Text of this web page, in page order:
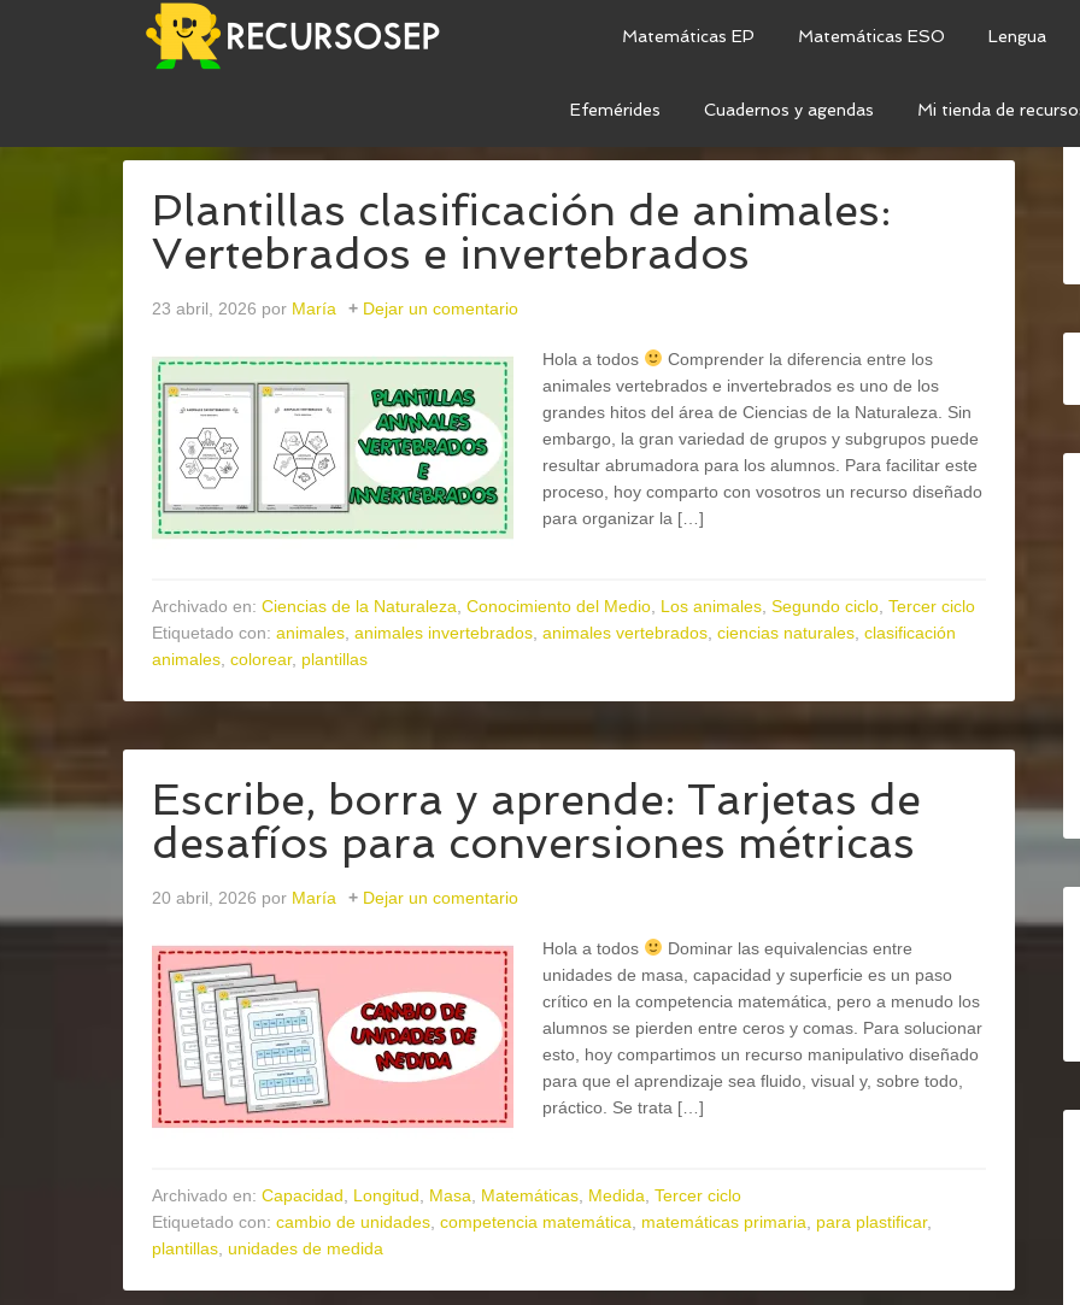
Matemáticas EP Matemáticas ESO Lengua
Efemérides Cuadernos y agendas Mi tienda de
Plantillas clasificación de animales:
Vertebrados e invertebrados
23 abril, 2026 por María Dejar un comentario
Hola a todos
Comprender la diferencia entre los
animales vertebrados e invertebrados es uno de los
grandes hitos del área de Ciencias de la Naturaleza. Sin
embargo, la gran variedad de grupos y subgrupos puede
resultar abrumadora para los alumnos. Para facilitar este
proceso, hoy comparto con vosotros un recurso diseñado
para organizar la […]
Archivado en: Ciencias de la Naturaleza Conocimiento del Medio Los animales Segundo ciclo Tercer ciclo
Etiquetado con: animales animales invertebrados animales vertebrados ciencias naturales clasificación
animales colorear, plantillas
Escribe, borra y aprende: Tarjetas de
desafíos para conversiones métricas
20 abril, 2026 por María Dejar un comentario
Hola a todos
Dominar las equivalencias entre
unidades de masa, capacidad y superficie es un paso
crítico en la competencia matemática, pero a menudo los
alumnos se pierden entre ceros y comas. Para solucionar
esto, hoy compartimos un recurso manipulativo diseñado
para que el aprendizaje sea fluido, visual y, sobre todo,
práctico. Se trata […]
Archivado en: Capacidad Longitud Masa Matemáticas Medida Tercer ciclo
Etiquetado con: cambio de unidades competencia matemática matemáticas primaria para plastificar,
plantillas unidades de medida